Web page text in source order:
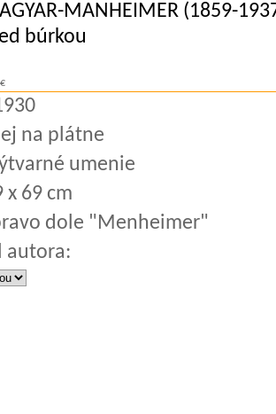
MANHEIMER (1859-
búrkou
na plátne
umenie
x 69 cm
dole "Menheimer"
autora: